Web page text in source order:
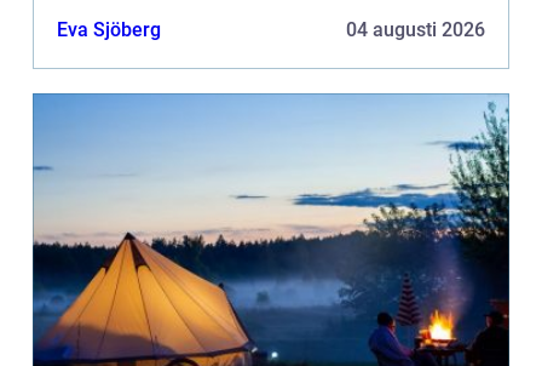
Eva Sjöberg 04 augusti 2026